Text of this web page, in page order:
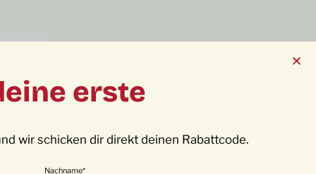
erste
wir schicken dir direkt deinen Rabattcode.
Nachname